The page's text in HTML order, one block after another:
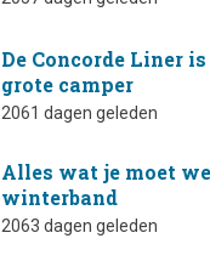
De Concorde Liner
grote camper
2061 dagen geleden
Alles wat je moet
winterband
2063 dagen geleden